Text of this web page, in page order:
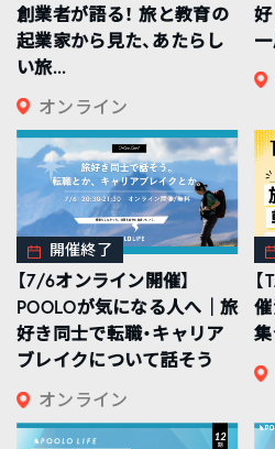
創業者が語る！ 旅と教育の
起業家から見た、あたらし
い旅...
オンライン
開催終了
【7/6オンライン開催】
POOLOが気になる人へ｜旅
好き同士で転職・キャリア
ブレイクについて話そう
オンライン
催
集